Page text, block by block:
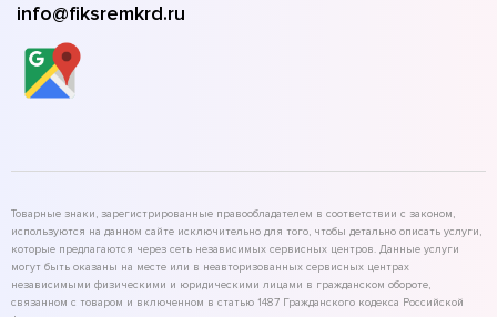
info@fiksremkrd.ru
Товарные знаки, зарегистрированные правообладателем в соответствии с законом,
используются на данном сайте исключительно для того, чтобы детально описать услуги,
которые предлагаются через сеть независимых сервисных центров. Данные услуги
могут быть оказаны на месте или в неавторизованных сервисных центрах
независимыми физическими и юридическими лицами в гражданском обороте,
связанном с товаром и включенном в статью 1487 Гражданского кодекса Российской